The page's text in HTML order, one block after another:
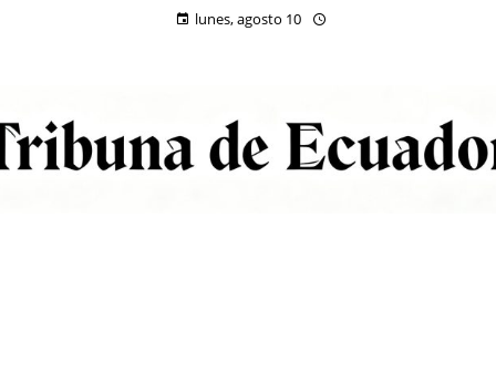
lunes, agosto 10